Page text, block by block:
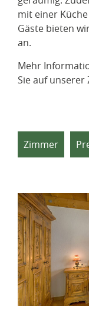
mit einer
Gäste bieten
an.
Mehr
Sie auf unserer
Zimmer